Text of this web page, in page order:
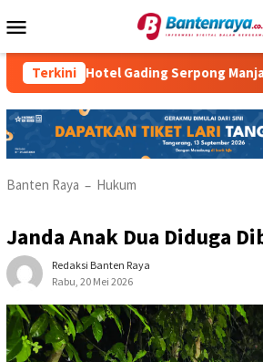
ke
Mobile
Terkini
Hotel Gading Serpong Manjakan
Banten Raya – Hukum
Janda Anak Dua Diduga
Redaksi Banten Raya
Rabu, 20 Mei 2026